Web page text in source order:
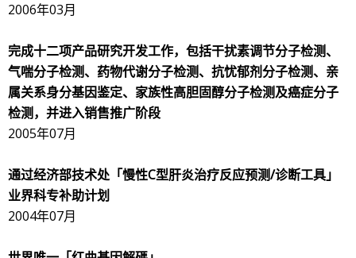
2006年03月
完成十二项产品研究开发工作，包括干扰素调节分子检测、
气喘分子检测、药物代谢分子检测、抗忧郁剂分子检测、亲
属关系身分基因鉴定、家族性高胆固醇分子检测及癌症分子
检测，并进入销售推广阶段
2005年07月
通过经济部技术处「慢性C型肝炎治疗反应预测/诊断工具」
业界科专补助计划
2004年07月